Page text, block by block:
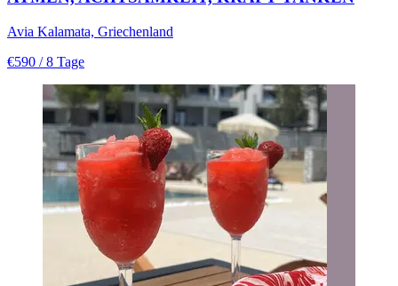
Avia Kalamata, Griechenland
€590 / 8 Tage